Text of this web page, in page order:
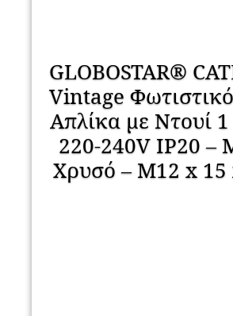
GLOBOSTAR®
Vintage
Απλίκα με Ντουί
220-240V IP20 –
Χρυσό – Μ12 x 15